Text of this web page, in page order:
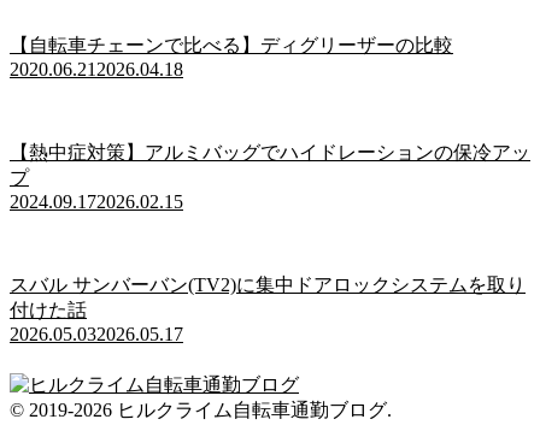
【自転車チェーンで比べる】ディグリーザーの比較
2020.06.21 2026.04.18
【熱中症対策】アルミバッグでハイドレーションの保冷アッ
プ
2024.09.172026.02.15
スバル サンバーバン(TV2)に集中ドアロックシステムを取り
付けた話
2026.05.032026.05.17
© 2019-2026 ヒルクライム自転車通勤ブログ.